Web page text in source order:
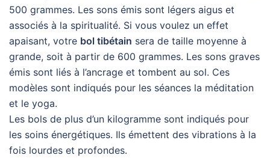
500 grammes. Les sons émis sont légers aigus et
associés à la spiritualité. Si vous voulez un effet
apaisant, votre bol tibétain sera de taille moyenne à
grande, soit à partir de 600 grammes. Les sons graves
émis sont liés à l’ancrage et tombent au sol. Ces
modèles sont indiqués pour les séances la méditation
et le yoga.
Les bols de plus d’un kilogramme sont indiqués pour
les soins énergétiques. Ils émettent des vibrations à la
fois lourdes et profondes.